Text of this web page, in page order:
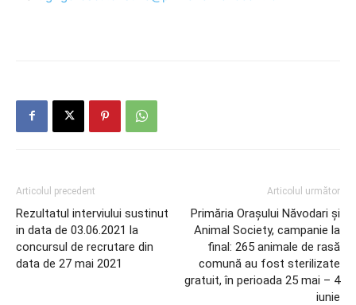
Articolul precedent
Rezultatul interviului sustinut
in data de 03.06.2021 la
concursul de recrutare din
data de 27 mai 2021
Articolul următor
Primăria Orașului Năvodari și
Animal Society, campanie la
final: 265 animale de rasă
comună au fost sterilizate
gratuit, în perioada 25 mai – 4
iunie